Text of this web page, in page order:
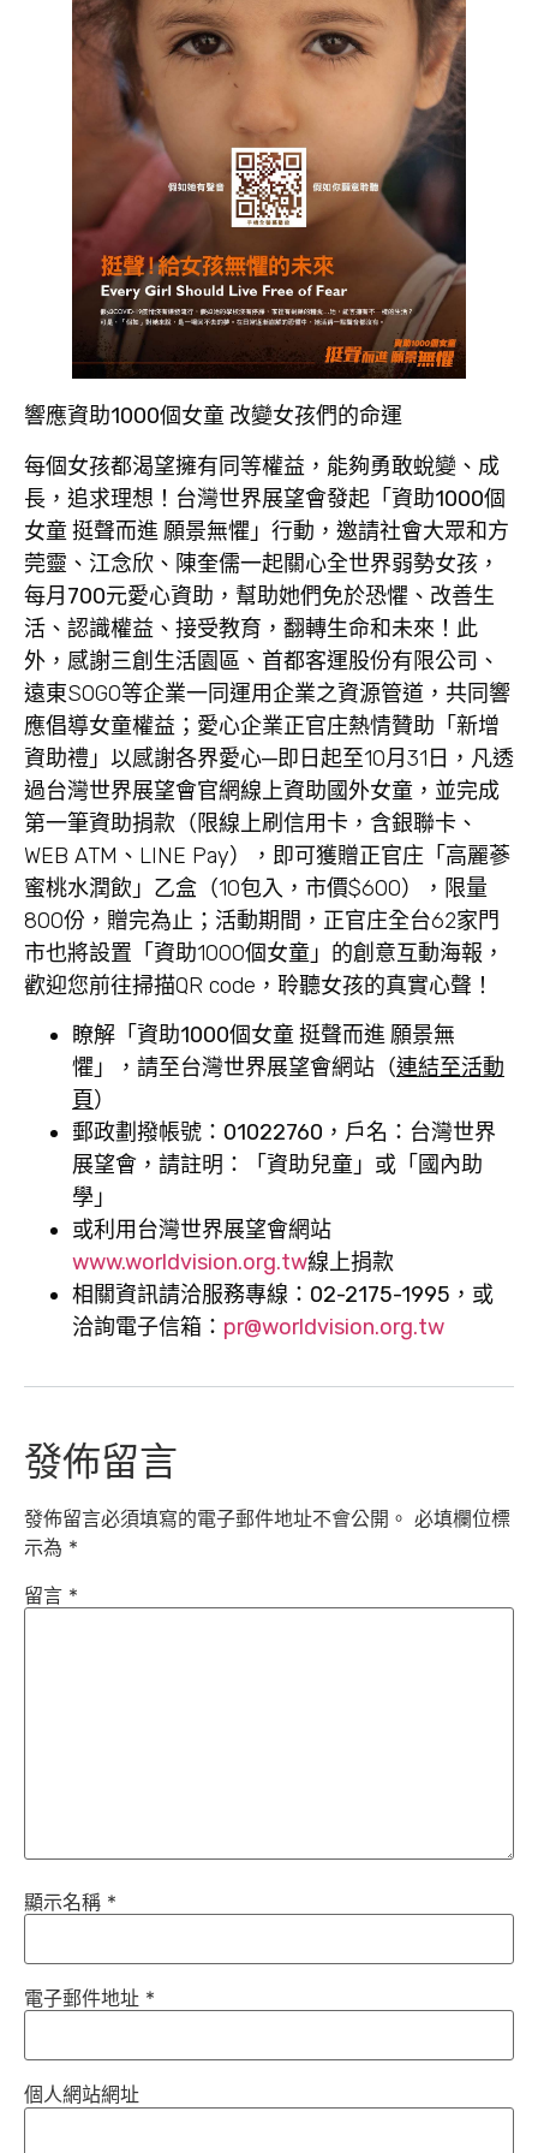
響應資助1000個女童 改變女孩們的命運
每個女孩都渴望擁有同等權益，能夠勇敢蛻變、成
長，追求理想！ 台灣世界展望會發起 「資助1000個
女童挺聲而進願景無懼」行動 ，邀請社會大眾和方
莞靈、江念欣、陳奎儒一起關心全世界弱勢女孩，
每月700元愛心資助， 幫助她們免於恐懼、改善生
活、認識權益、接受教育，翻轉生命和未來！ 此
外，感謝三創生活園區、首都客運股份有限公司、
遠東SOGO等企業一同運用企業之資源管道，共同響
應倡導女童權益；愛心企業正官庄熱情贊助「新增
資助禮」以感謝各界愛心─即日起至10月31日，凡透
過台灣世界展望會官網線上資助國外女童，並完成
第一筆資助捐款（限線上刷信用卡，含銀聯卡、
WEB ATM、LINE Pay），即可獲贈正官庄「高麗蔘
蜜桃水潤飲」乙盒（10包入，市價$600），限量
800份，贈完為止；活動期間，正官庄全台62家門
市也將設置「資助1000個女童」的創意互動海報，
歡迎您前往掃描QR code，聆聽女孩的真實心聲！
瞭解「資助1000個女童挺聲而進願景無
懼 」，請至台灣世界展望會網站 （連結至活動
頁）
郵政劃撥帳號： 01022760 ，戶名：台灣世界
展望會，請註明：「資助兒童」或「國內助
學」
或利用台灣世界展望會網站
www.worldvision.org.tw線上捐款
相關資訊請洽服務專線： 02-2175-1995 ，或
洽詢電子信箱： pr@worldvision.org.tw
發佈留言
發佈留言必須填寫的電子郵件地址不會公開。 必填欄位標
示為 *
留言 *
顯示名稱 *
電子郵件地址 *
個人網站網址